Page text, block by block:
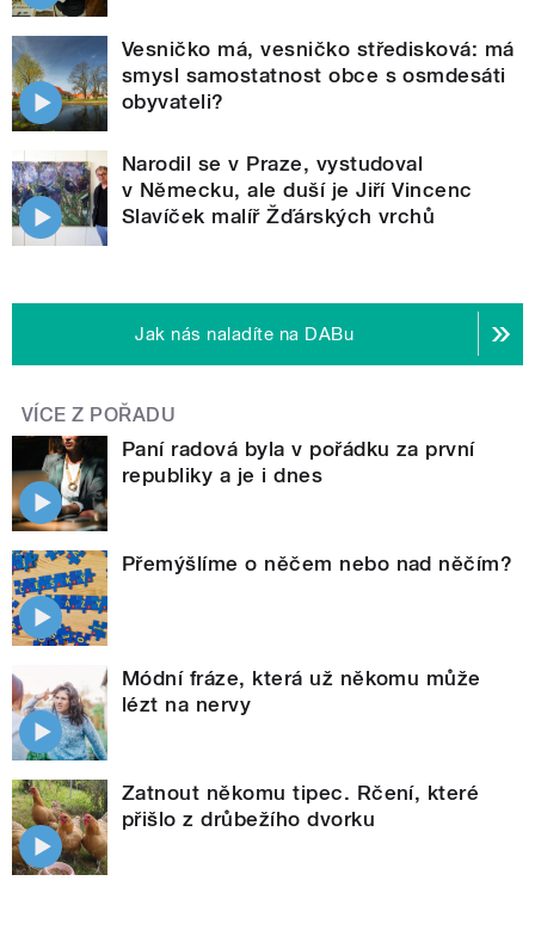
Vesničko má, vesničko středisková: má
smysl samostatnost obce s osmdesáti
obyvateli?
Narodil se v Praze, vystudoval
v Německu, ale duší je Jiří Vincenc
Slavíček malíř Žďárských vrchů
Jak nás naladíte na DABu
VÍCE Z POŘADU
Paní radová byla v pořádku za první
republiky a je i dnes
Přemýšlíme o něčem nebo nad něčím?
Módní fráze, která už někomu může
lézt na nervy
Zatnout někomu tipec. Rčení, které
přišlo z drůbežího dvorku